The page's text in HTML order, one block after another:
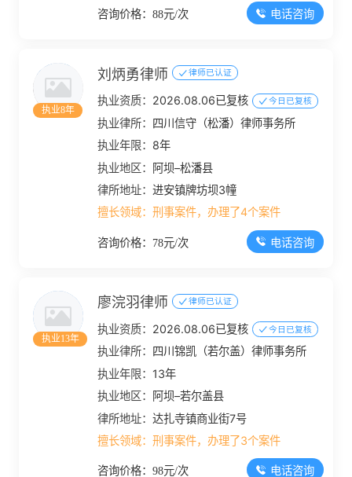
咨询价格：88元/次 电话咨询
执业8年
刘炳勇律师 律师已认证
执业资质： 2026.08.06已复核 今日已复核
执业律所： 四川信守（松潘）律师事务所
执业年限： 8年
执业地区：
阿坝–松潘县
律所地址：进安镇牌坊坝3幢
擅长领域：刑事案件，办理了4个案件
咨询价格：78元/次 电话咨询
执业13年
廖浣羽律师 律师已认证
执业资质： 2026.08.06已复核 今日已复核
执业律所： 四川锦凯（若尔盖）律师事务所
执业年限： 13年
执业地区：
阿坝–若尔盖县
律所地址：达扎寺镇商业街7号
擅长领域：刑事案件，办理了3个案件
咨询价格：98元/次 电话咨询